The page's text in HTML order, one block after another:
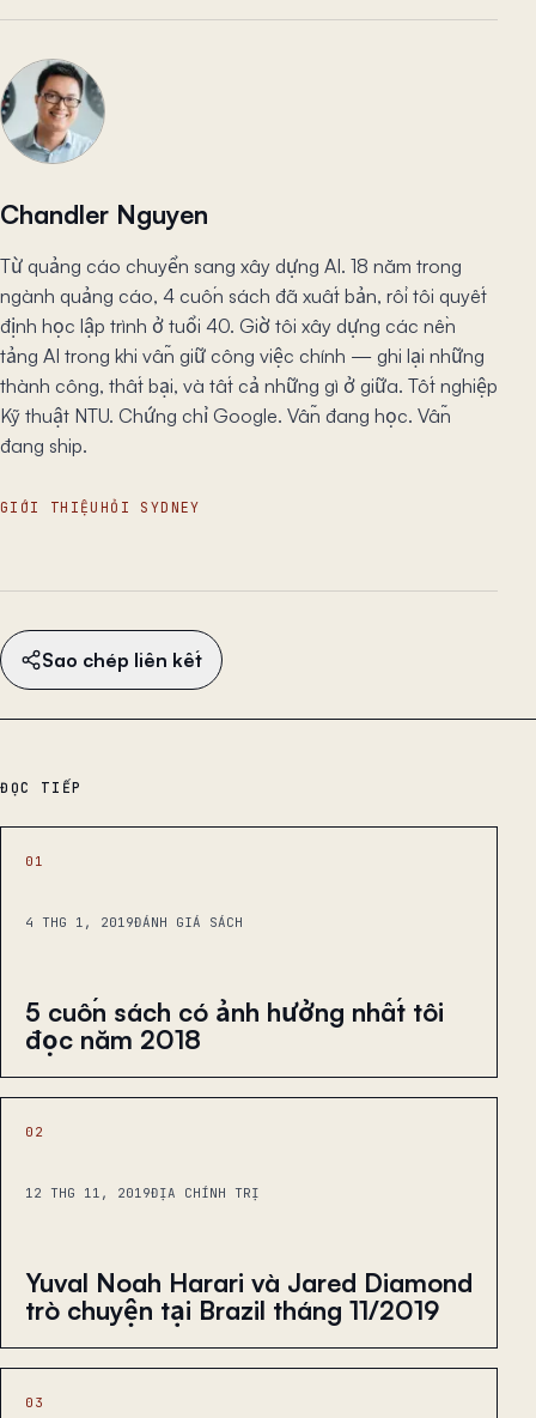
Chandler Nguyen
Từ quảng cáo chuyển sang xây dựng AI. 18 năm trong
ngành quảng cáo, 4 cuốn sách đã xuất bản, rồi tôi quyết
định học lập trình ở tuổi 40. Giờ tôi xây dựng các nền
tảng AI trong khi vẫn giữ công việc chính — ghi lại những
thành công, thất bại, và tất cả những gì ở giữa. Tốt nghiệp
Kỹ thuật NTU. Chứng chỉ Google. Vẫn đang học. Vẫn
đang ship.
GIỚI THIỆU HỎI SYDNEY
Sao chép liên kết
ĐỌC TIẾP
01
4 THG 1, 2019ĐÁNH GIÁ SÁCH
5 cuốn sách có ảnh hưởng nhất tôi
đọc năm 2018
02
12 THG 11, 2019ĐỊA CHÍNH TRỊ
Yuval Noah Harari và Jared Diamond
trò chuyện tại Brazil tháng 11/2019
03